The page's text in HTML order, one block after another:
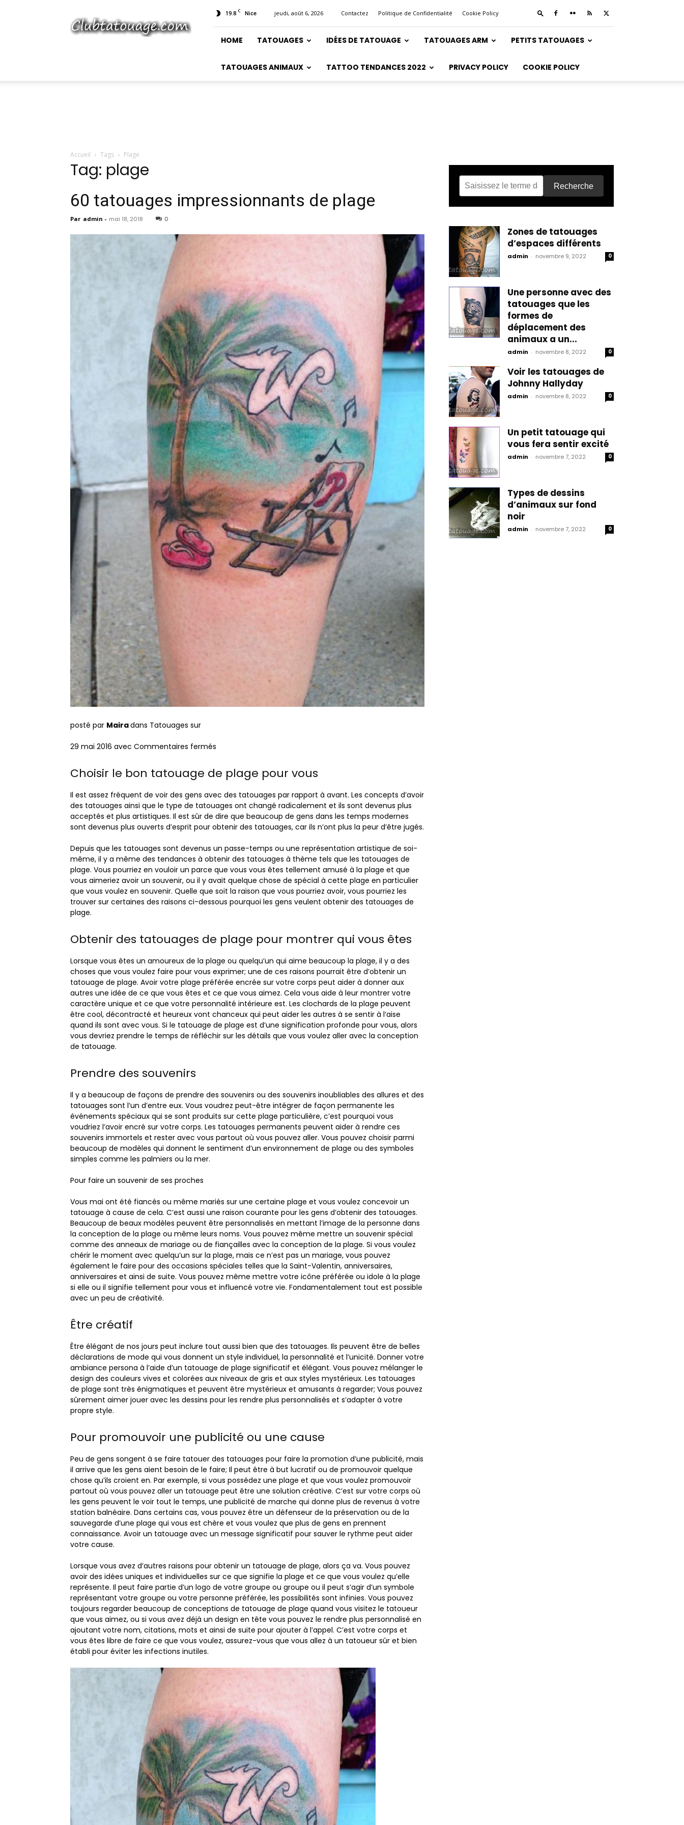
Tatouage
19.8 C Nice jeudi, août 6, 2026 Contactez Politique de Confidentialité Cookie Policy
HOME TATOUAGES IDÉES DE TATOUAGE TATOUAGES ARM PETITS TATOUAGES
TATOUAGES ANIMAUX TATTOO TENDANCES 2022 PRIVACY POLICY COOKIE POLICY
Accueil Tags Plage
Tag: plage
60 tatouages ​​impressionnants de plage
Par admin - mai 18, 2018 0
posté par Mairadans Tatouages sur
29 mai 2016 avec Commentaires fermés
6
t
a
t
o
a
g
e
s
i
s
s
i
o
n
n
a
n
l
a
g
e
Choisir le bon tatouage de plage pour vous
Il est assez fréquent de voir des gens avec des tatouages ​​par rapport à avant. Les concepts d’avoir
des tatouages ​​ainsi que le type de tatouages ​​ont changé radicalement et ils sont devenus plus
acceptés et plus artistiques. Il est sûr de dire que beaucoup de gens dans les temps modernes
sont devenus plus ouverts d’esprit pour obtenir des tatouages, car ils n’ont plus la peur d’être jugés.
Depuis que les tatouages ​​sont devenus un passe-temps ou une représentation artistique de soi-
même, il y a même des tendances à obtenir des tatouages ​​à thème tels que les tatouages ​​de
plage. Vous pourriez en vouloir un parce que vous vous êtes tellement amusé à la plage et que
vous aimeriez avoir un souvenir, ou il y avait quelque chose de spécial à cette plage en particulier
que vous voulez en souvenir. Quelle que soit la raison que vous pourriez avoir, vous pourriez les
trouver sur certaines des raisons ci-dessous pourquoi les gens veulent obtenir des tatouages ​​de
plage.
Obtenir des tatouages ​​de plage pour montrer qui vous êtes
Lorsque vous êtes un amoureux de la plage ou quelqu’un qui aime beaucoup la plage, il y a des
choses que vous voulez faire pour vous exprimer; une de ces raisons pourrait être d’obtenir un
tatouage de plage. Avoir votre plage préférée encrée sur votre corps peut aider à donner aux
autres une idée de ce que vous êtes et ce que vous aimez. Cela vous aide à leur montrer votre
caractère unique et ce que votre personnalité intérieure est. Les clochards de la plage peuvent
être cool, décontracté et heureux vont chanceux qui peut aider les autres à se sentir à l’aise
quand ils sont avec vous. Si le tatouage de plage est d’une signification profonde pour vous, alors
vous devriez prendre le temps de réfléchir sur les détails que vous voulez aller avec la conception
de tatouage.
Prendre des souvenirs
Il y a beaucoup de façons de prendre des souvenirs ou des souvenirs inoubliables des allures et des
tatouages ​​sont l’un d’entre eux. Vous voudrez peut-être intégrer de façon permanente les
événements spéciaux qui se sont produits sur cette plage particulière, c’est pourquoi vous
voudriez l’avoir encré sur votre corps. Les tatouages ​​permanents peuvent aider à rendre ces
souvenirs immortels et rester avec vous partout où vous pouvez aller. Vous pouvez choisir parmi
beaucoup de modèles qui donnent le sentiment d’un environnement de plage ou des symboles
simples comme les palmiers ou la mer.
Pour faire un souvenir de ses proches
Vous mai ont été fiancés ou même mariés sur une certaine plage et vous voulez concevoir un
tatouage à cause de cela. C’est aussi une raison courante pour les gens d’obtenir des tatouages.
Beaucoup de beaux modèles peuvent être personnalisés en mettant l’image de la personne dans
la conception de la plage ou même leurs noms. Vous pouvez même mettre un souvenir spécial
comme des anneaux de mariage ou de fiançailles avec la conception de la plage. Si vous voulez
chérir le moment avec quelqu’un sur la plage, mais ce n’est pas un mariage, vous pouvez
également le faire pour des occasions spéciales telles que la Saint-Valentin, anniversaires,
anniversaires et ainsi de suite. Vous pouvez même mettre votre icône préférée ou idole à la plage
si elle ou il signifie tellement pour vous et influencé votre vie. Fondamentalement tout est possible
avec un peu de créativité.
Être créatif
Être élégant de nos jours peut inclure tout aussi bien que des tatouages. Ils peuvent être de belles
déclarations de mode qui vous donnent un style individuel, la personnalité et l’unicité. Donner votre
ambiance persona à l’aide d’un tatouage de plage significatif et élégant. Vous pouvez mélanger le
design des couleurs vives et colorées aux niveaux de gris et aux styles mystérieux. Les tatouages ​​
de plage sont très énigmatiques et peuvent être mystérieux et amusants à regarder; Vous pouvez
sûrement aimer jouer avec les dessins pour les rendre plus personnalisés et s’adapter à votre
propre style.
Pour promouvoir une publicité ou une cause
Peu de gens songent à se faire tatouer des tatouages ​​pour faire la promotion d’une publicité, mais
il arrive que les gens aient besoin de le faire; Il peut être à but lucratif ou de promouvoir quelque
chose qu’ils croient en. Par exemple, si vous possédez une plage et que vous voulez promouvoir
partout où vous pouvez aller un tatouage peut être une solution créative. C’est sur votre corps où
les gens peuvent le voir tout le temps, une publicité de marche qui donne plus de revenus à votre
station balnéaire. Dans certains cas, vous pouvez être un défenseur de la préservation ou de la
sauvegarde d’une plage qui vous est chère et vous voulez que plus de gens en prennent
connaissance. Avoir un tatouage avec un message significatif pour sauver le rythme peut aider
votre cause.
Lorsque vous avez d’autres raisons pour obtenir un tatouage de plage, alors ça va. Vous pouvez
avoir des idées uniques et individuelles sur ce que signifie la plage et ce que vous voulez qu’elle
représente. Il peut faire partie d’un logo de votre groupe ou groupe ou il peut s’agir d’un symbole
représentant votre groupe ou votre personne préférée, les possibilités sont infinies. Vous pouvez
toujours regarder beaucoup de conceptions de tatouage de plage quand vous visitez le tatoueur
que vous aimez, ou si vous avez déjà un design en tête vous pouvez le rendre plus personnalisé en
ajoutant votre nom, citations, mots et ainsi de suite pour ajouter à l’appel. C’est votre corps et
vous êtes libre de faire ce que vous voulez, assurez-vous que vous allez à un tatoueur sûr et bien
établi pour éviter les infections inutiles.
Recherche
Zones de tatouages
d’espaces différents
admin - novembre 9, 2022 0
Une personne avec des
tatouages que les
formes de
déplacement des
animaux a un...
admin - novembre 8, 2022 0
Voir les tatouages de
Johnny Hallyday
admin - novembre 8, 2022 0
Un petit tatouage qui
vous fera sentir excité
admin - novembre 7, 2022 0
Types de dessins
d’animaux sur fond
noir
admin - novembre 7, 2022 0